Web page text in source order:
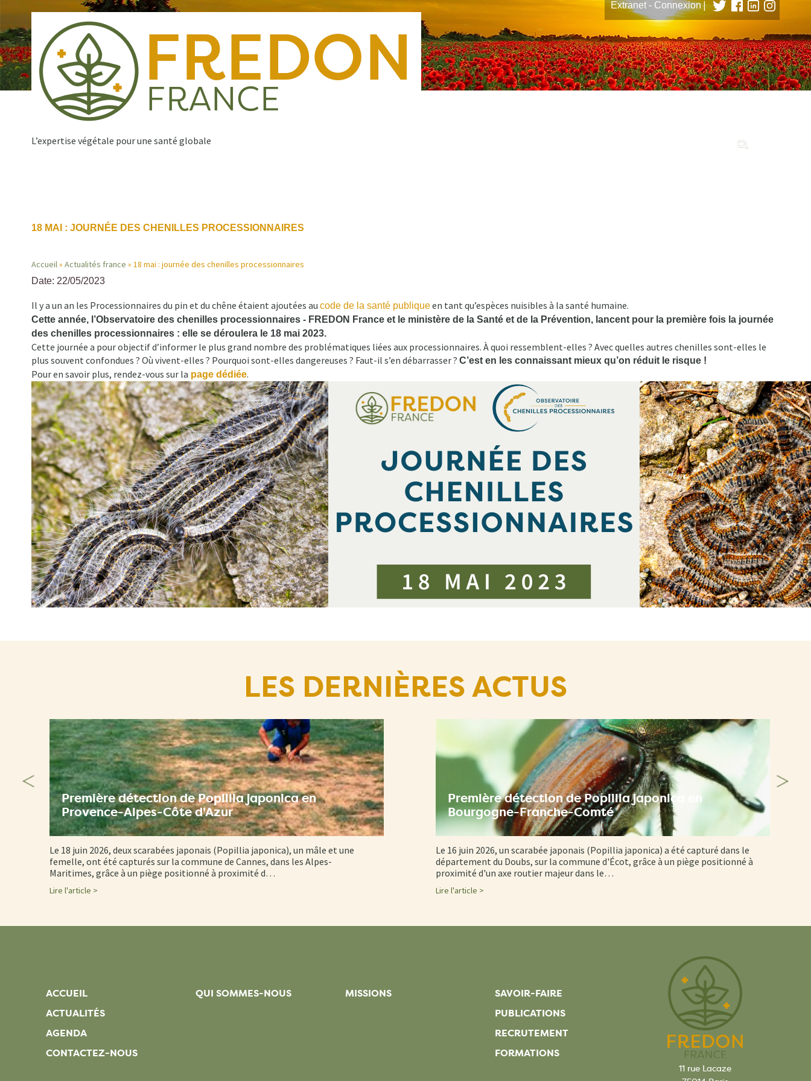
contenu
principal
Extranet - Connexion|
L’expertise végétale pour une santé globale
Navigation
principale
18 MAI : JOURNÉE DES CHENILLES PROCESSIONNAIRES
Fil
d'Ariane
Accueil Actualités france 18 mai : journée des chenilles processionnaires
Date: 22/05/2023
Il y a un an les Processionnaires du pin et du chêne étaient ajoutées au code de la santé publiqueen tant qu’espèces nuisibles à la santé humaine.
Cette année, l’Observatoire des chenilles processionnaires - FREDON France et le ministère de la Santé et de la Prévention, lancent pour la première fois la journée
des chenilles processionnaires : elle se déroulera le 18 mai 2023.
Cette journée a pour objectif d’informer le plus grand nombre des problématiques liées aux processionnaires. À quoi ressemblent-elles ? Avec quelles autres chenilles sont-elles le
plus souvent confondues ? Où vivent-elles ? Pourquoi sont-elles dangereuses ? Faut-il s’en débarrasser ? C’est en les connaissant mieux qu’on réduit le risque !
Pour en savoir plus, rendez-vous sur la page dédiée.
LES DERNIÈRES ACTUS
Première détection de Popillia japonica en
Provence-Alpes-Côte d'Azur
Le 18 juin 2026, deux scarabées japonais (Popillia japonica), un mâle et une
femelle, ont été capturés sur la commune de Cannes, dans les Alpes-
Maritimes, grâce à un piège positionné à proximité d…
Lire l'article >
Première détection de Popillia japonica en
Bourgogne-Franche-Comté
Le 16 juin 2026, un scarabée japonais (Popillia japonica) a été capturé dans le
département du Doubs, sur la commune d'Écot, grâce à un piège positionné à
proximité d'un axe routier majeur dans le…
Lire l'article >
ACCUEIL
ACTUALITÉS
AGENDA
CONTACTEZ-NOUS
QUI SOMMES-NOUS MISSIONS
SAVOIR-FAIRE
PUBLICATIONS
RECRUTEMENT
FORMATIONS
11 rue Lacaze